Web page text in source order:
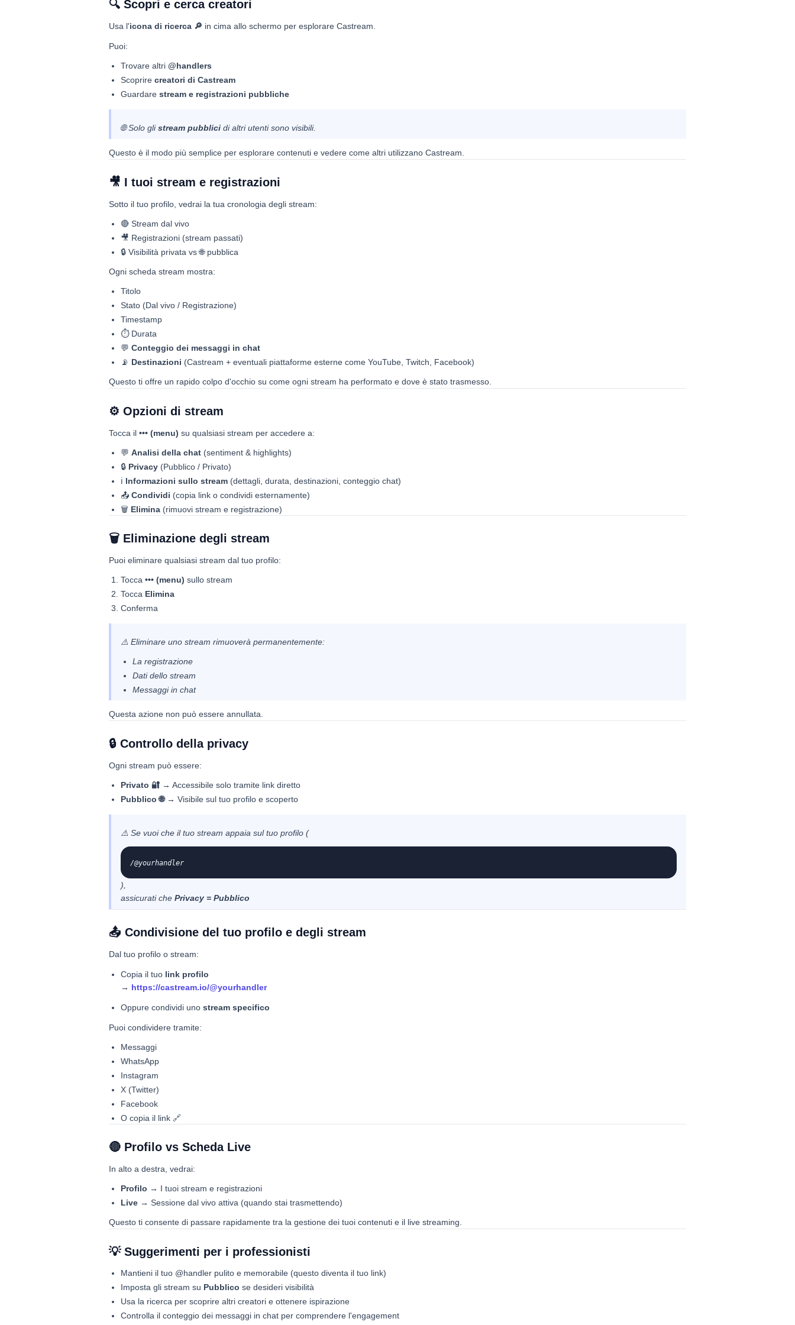
🔍 Scopri e cerca creatori
Usa l'icona di ricerca 🔎 in cima allo schermo per esplorare Castream.
Puoi:
Trovare altri @handlers
Scoprire creatori di Castream
Guardare stream e registrazioni pubbliche
🌐 Solo glistream pubblici di altri utenti sono visibili.
Questo è il modo più semplice per esplorare contenuti e vedere come altri utilizzano Castream.
🎥 I tuoi stream e registrazioni
Sotto il tuo profilo, vedrai la tua cronologia degli stream:
🔴 Stream dal vivo
🎥 Registrazioni (stream passati)
🔒 Visibilità privata vs 🌐 pubblica
Ogni scheda stream mostra:
Titolo
Stato (Dal vivo / Registrazione)
Timestamp
⏱ Durata
💬 Conteggio dei messaggi in chat
📡 Destinazioni (Castream + eventuali piattaforme esterne come YouTube, Twitch, Facebook)
Questo ti offre un rapido colpo d'occhio su come ogni stream ha performato e dove è stato trasmesso.
⚙️ Opzioni di stream
Tocca il ••• (menu) su qualsiasi stream per accedere a:
💬 Analisi della chat (sentiment & highlights)
🔒 Privacy (Pubblico / Privato)
ℹ️ Informazioni sullo stream (dettagli, durata, destinazioni, conteggio chat)
📤 Condividi (copia link o condividi esternamente)
🗑 Elimina (rimuovi stream e registrazione)
🗑 Eliminazione degli stream
Puoi eliminare qualsiasi stream dal tuo profilo:
Tocca ••• (menu) sullo stream
Tocca Elimina
Conferma
⚠️ Eliminare uno stream rimuoverà permanentemente:
La registrazione
Dati dello stream
Messaggi in chat
Questa azione non può essere annullata.
🔒 Controllo della privacy
Ogni stream può essere:
Privato 🔐 → Accessibile solo tramite link diretto
Pubblico 🌐→ Visibile sul tuo profilo e scoperto
⚠️ Se vuoi che il tuo stream appaia sul tuo profilo (
/@yourhandler
),
assicurati che Privacy = Pubblico
📤 Condivisione del tuo profilo e degli stream
Dal tuo profilo o stream:
Copia il tuo link profilo
→ https://castream.io/@yourhandler
Oppure condividi uno stream specifico
Puoi condividere tramite:
Messaggi
WhatsApp
Instagram
X (Twitter)
Facebook
O copia il link 🔗
🔴 Profilo vs Scheda Live
In alto a destra, vedrai:
Profilo → I tuoi stream e registrazioni
Live → Sessione dal vivo attiva (quando stai trasmettendo)
Questo ti consente di passare rapidamente tra la gestione dei tuoi contenuti e il live streaming.
💡 Suggerimenti per i professionisti
Mantieni il tuo @handler pulito e memorabile (questo diventa il tuo link)
Imposta gli stream su Pubblico se desideri visibilità
Usa la ricerca per scoprire altri creatori e ottenere ispirazione
Controlla il conteggio dei messaggi in chat per comprendere l'engagement